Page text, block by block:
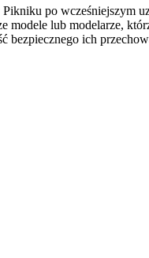
po wcześniejszym
lub modelarze,
bezpiecznego ich